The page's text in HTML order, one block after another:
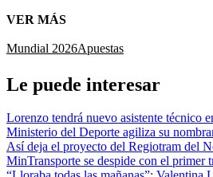
VER MÁS
Mundial 2026Apuestas
Le puede interesar
Lorenzo tendrá nuevo asistente técnico
Ministerio del Deporte agiliza su
Así deja el proyecto del Regiotram del
MinTransporte se despide con el primer